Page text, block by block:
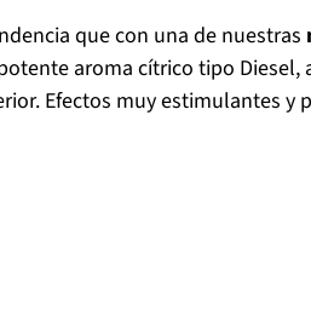
que con una de nuestras
aroma cítrico tipo
Efectos muy estimulantes y